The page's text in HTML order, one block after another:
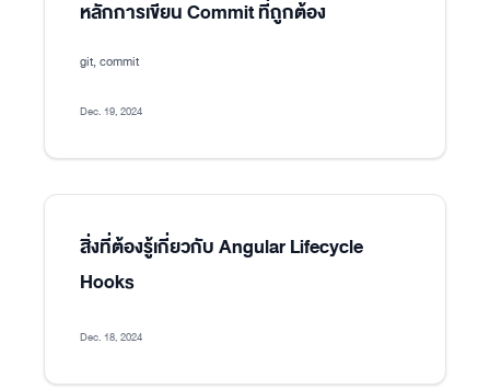
หลักการเขียน Commit ที่ถูกต้อง
git, commit
Dec. 19, 2024
สิ่งที่ต้องรู้เกี่ยวกับ Angular Lifecycle
Hooks
Dec. 18, 2024